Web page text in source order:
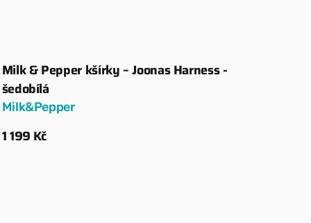
Milk & Pepper kšírky – Joonas Harness -
šedobílá
Dodavatel:
Milk&Pepper
Běžná
1 199 Kč